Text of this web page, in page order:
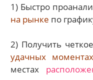
1) Быстро
на рынке по
2) Получить
удачных
местах